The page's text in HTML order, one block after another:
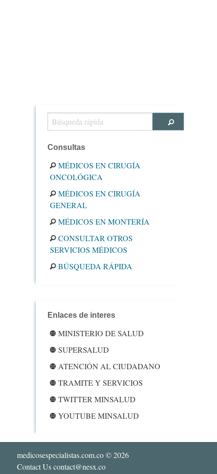
Consultas
MÉDICOS EN CIRUGÍA
ONCOLÓGICA
MÉDICOS EN CIRUGÍA
GENERAL
MÉDICOS EN MONTERÍA
CONSULTAR OTROS
SERVICIOS MÉDICOS
BÚSQUEDA RÁPIDA
Enlaces de interes
MINISTERIO DE SALUD
SUPERSALUD
ATENCIÓN AL CIUDADANO
TRAMITE Y SERVICIOS
TWITTER MINSALUD
YOUTUBE MINSALUD
medicosespecialistas.com.co© 2026
Contact Us contact@nesx.co